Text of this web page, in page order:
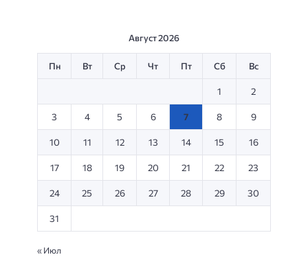
Август 2026
Пн Вт Ср Чт Пт Сб Вс
1 2
3 4 5 6 7 8 9
10 11 12 13 14 15 16
17 18 19 20 21 22 23
24 25 26 27 28 29 30
31
« Июл